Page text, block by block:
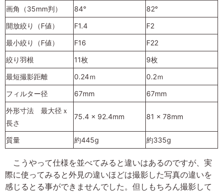
画角（35mm判）
84°
82°
開放絞り（F値）
F1.4
F2
最小絞り（F値）
F16
F22
絞り羽根
11枚
9枚
最短撮影距離
0.24ｍ
0.2ｍ
フィルター径
67mm
67mm
外形寸法 最大径ｘ
長さ
75.4 x 92.4mm 81 x 78mm
質量 約445g 約335g
こうやって仕様を並べてみると違いはあるのですが、実
際に使ってみると外見の違いほどは撮影した写真の違いを
感じるとる事ができませんでした。但しもちろん撮影して